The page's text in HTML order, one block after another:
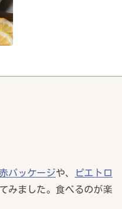
パッケージや、
ピエトロ
みました。食べるのが楽